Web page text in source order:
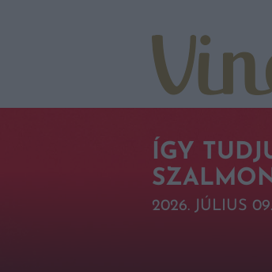
ÍGY
2026. JÚLIUS 09.